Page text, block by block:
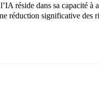
réside dans sa capacité
réduction significative des